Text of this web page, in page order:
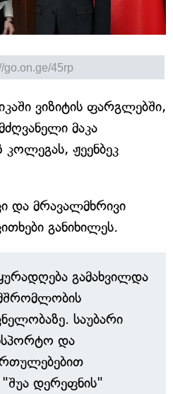
ვიზიტის ფარგლებში,
მაკა
ჟეენბეკ
და მრავალმხრივი
განიხილეს.
გამახვილდა
საუბარი
და
დერეფნის"